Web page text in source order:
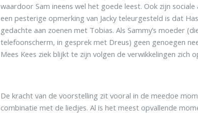
waardoor Sam ineens wel het goede leest. Ook zijn
een pesterige opmerking van Jacky teleurgesteld is dat
gedachte aan zoenen met Tobias. Als Sammy’s moeder
telefoonscherm, in gesprek met Dreus) geen genoegen
Mees Kees ziek blijkt te zijn volgen de verwikkelingen zich
De kracht van de voorstelling zit vooral in de meedoe
combinatie met de liedjes. Al is het meest opvallende